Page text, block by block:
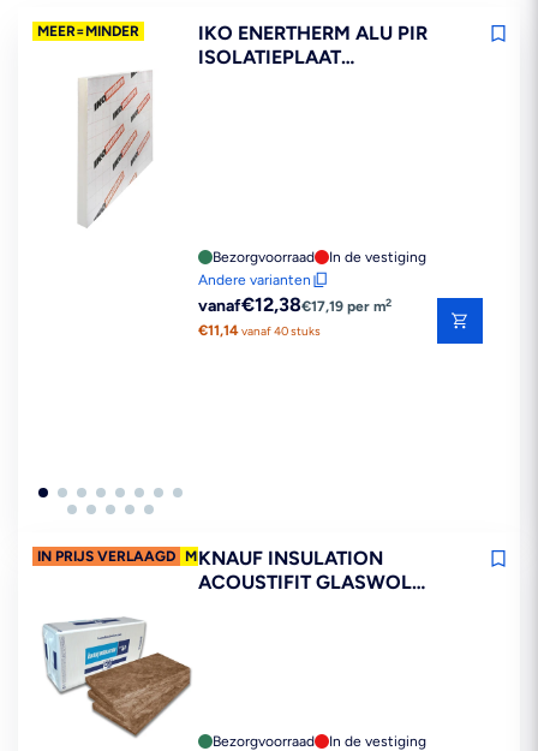
MEER=MINDER
IKO ENERTHERM ALU PIR
ISOLATIEPLAAT
Bezorgvoorraad
In de vestiging
Andere varianten
Reguliere
prijs
vanaf€12,38€17,19 per m2
€11,14vanaf 40 stuks
IN PRIJS VERLAAGD MEER=MINDER
KNAUF INSULATION
ACOUSTIFIT GLASWOL
Bezorgvoorraad
In de vestiging